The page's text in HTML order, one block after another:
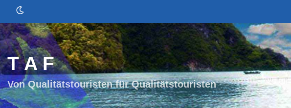
T A F
Von Qualitätstouristen für Qualitätstouristen